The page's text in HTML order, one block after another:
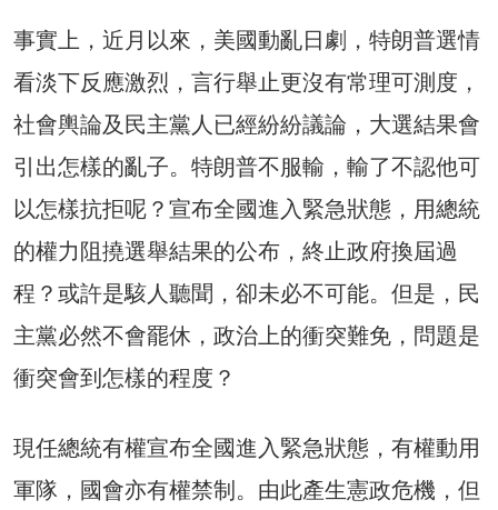
事實上，近月以來，美國動亂日劇，特朗普選情
看淡下反應激烈，言行舉止更沒有常理可測度，
社會輿論及民主黨人已經紛紛議論，大選結果會
引出怎樣的亂子。特朗普不服輸，輸了不認他可
以怎樣抗拒呢？宣布全國進入緊急狀態，用總統
的權力阻撓選舉結果的公布，終止政府換屆過
程？或許是駭人聽聞，卻未必不可能。但是，民
主黨必然不會罷休，政治上的衝突難免，問題是
衝突會到怎樣的程度？
現任總統有權宣布全國進入緊急狀態，有權動用
軍隊，國會亦有權禁制。由此產生憲政危機，但